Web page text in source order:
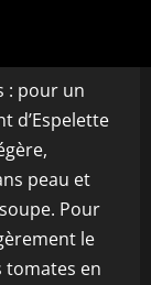
: pour un
d’Espelette
peau et
Pour
le
tomates en